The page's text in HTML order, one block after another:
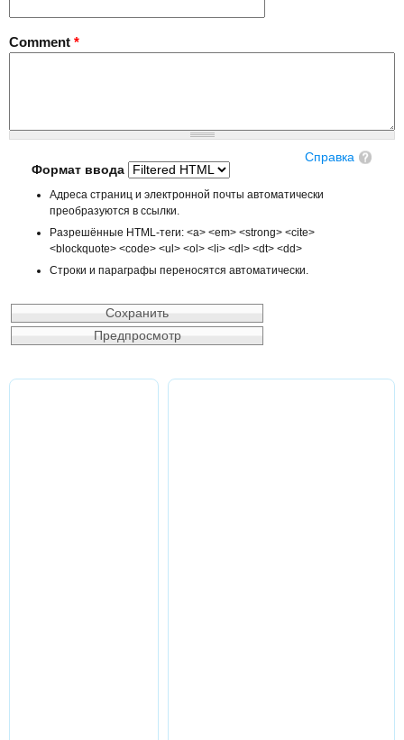
Comment *
Справка
Формат ввода
Адреса страниц и электронной почты автоматически
преобразуются в ссылки.
Разрешённые HTML-теги: <a> <em> <strong> <cite>
<blockquote> <code> <ul> <ol> <li> <dl> <dt> <dd>
Строки и параграфы переносятся автоматически.